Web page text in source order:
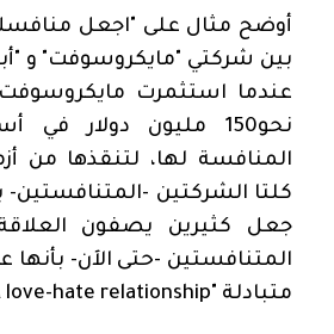
أوضح مثال على "اجعل
بين شركتي "مايكروسوفت" و
نحو150 مليون دولار
المنافسة لها، لتنقذها من
كلتا الشركتين -
جعل كثيرين يصفون
المتنافستين -حتى الآن- بأنها
متبادلة "love-hate relationship